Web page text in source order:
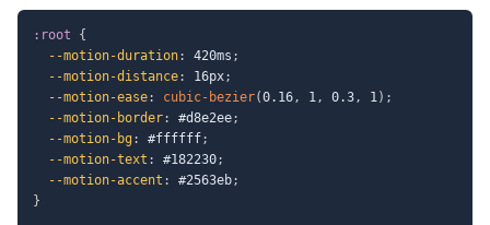
:root
{
--motion-duration: 420ms ;
--motion-distance: 16px;
--motion-ease: cubic-bezier(0.16, 1, 0.3, 1) ;
--motion-border: #d8e2ee;
--motion-bg: #ffffff;
--motion-text : #182230;
--motion-accent : #2563eb;
}